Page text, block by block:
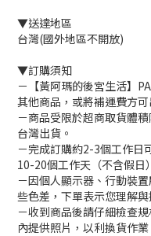
▼送達地區
台灣(國外地區不開放)
▼訂購須知
－【黃阿瑪的後宮生活】
其他商品，或將補運費方可
－商品受限於超商取貨體
台灣出貨。
－完成訂購約2-3個工作日
10-20個工作天（不含假日
－因個人顯示器、行動裝
些色差，下單表示您理解與
－收到商品後請仔細檢查
內提供照片，以利換貨作業